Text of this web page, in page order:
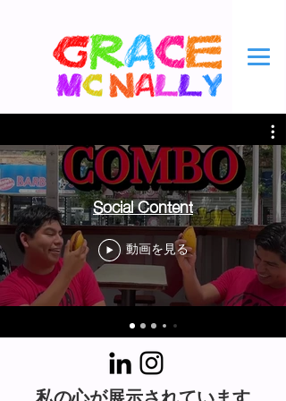
Social Content
動画を見る